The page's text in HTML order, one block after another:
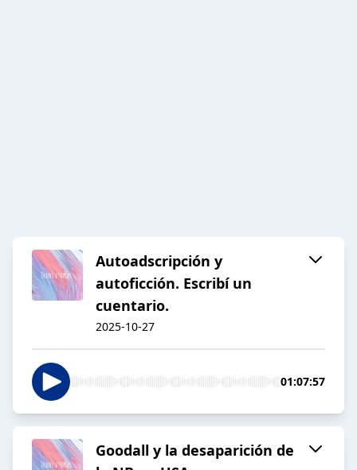
Autoadscripción y
autoficción. Escribí un
cuentario.
2025-10-27
01:07:57
Goodall y la desaparición de